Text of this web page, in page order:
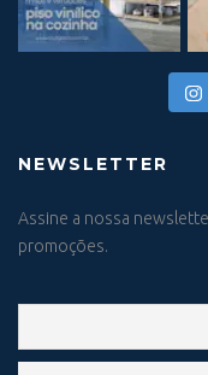
NEWSLETTER
Assine a nossa
promoções.